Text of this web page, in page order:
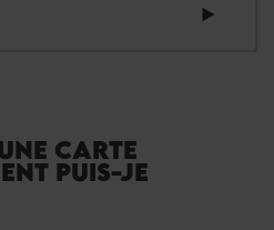
CARTE
PUIS-JE